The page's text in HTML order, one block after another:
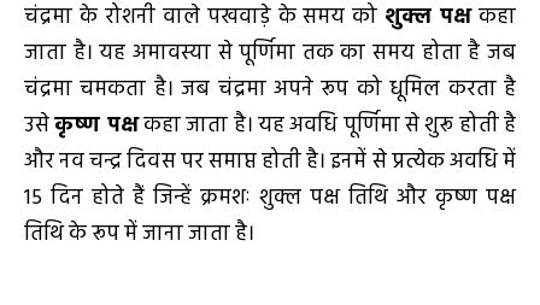
चंद्रमा के रोशनी वाले पखवाड़े के समय को शुक्ल पक्षकहा
जाता है। यह अमावस्या से पूर्णिमा तक का समय होता है जब
चंद्रमा चमकता है। जब चंद्रमा अपने रूप को धूमिल करता है
उसेकृष्ण पक्षकहा जाता है। यह अवधि पूर्णिमा से शुरू होती है
और नव चन्द्र दिवस पर समाप्त होती है। इनमें से प्रत्येक अवधि में
15 दिन होते हैं जिन्हें क्रमशः शुक्ल पक्ष तिथि और कृष्ण पक्ष
तिथि के रूप में जाना जाता है।